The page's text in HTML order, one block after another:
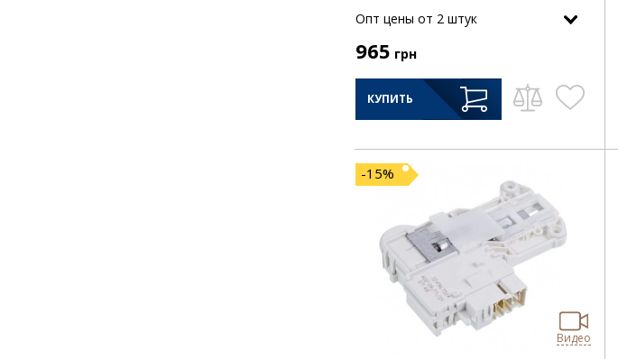
Опт цены от 2 штук
965 грн
КУПИТЬ
-15%
Видео